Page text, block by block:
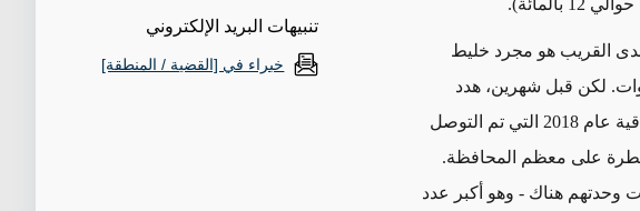
القريب هو مجرد خليط
لكن قبل شهرين، هدد
القتال بين القوات التركية والسورية في إدلب بمحو آخر بقايا اتفاقية عام 2018 التي تم التوصل
على معظم المحافظة.
وحدتهم هناك - وهو أكبر عدد
تنبيهات البريد الإلكتروني
خبراء في [القضية / المنطقة]